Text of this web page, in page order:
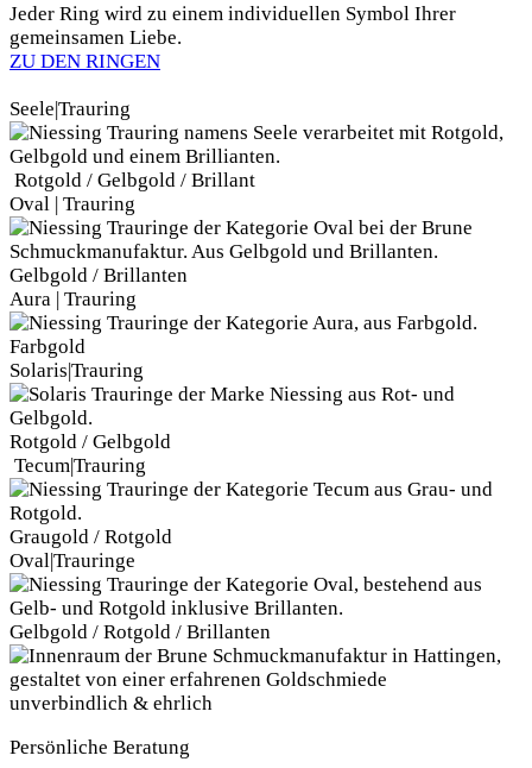
Jeder Ring wird zu einem individuellen Symbol Ihrer
gemeinsamen Liebe.
ZU DEN RINGEN
Seele|Trauring
Rotgold / Gelbgold / Brillant
Oval | Trauring
Gelbgold / Brillanten
Aura | Trauring
Farbgold
Solaris|Trauring
Rotgold / Gelbgold
Tecum|Trauring
Graugold / Rotgold
Oval|Trauringe
Gelbgold / Rotgold / Brillanten
unverbindlich & ehrlich
Persönliche Beratung